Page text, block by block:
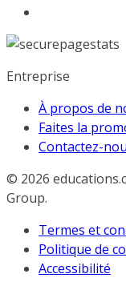
Entreprise
À propos de
Faites la
Contactez-
© 2026
Group.
Termes et
Politique de
Accessibilité